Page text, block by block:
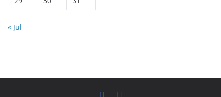
« Jul